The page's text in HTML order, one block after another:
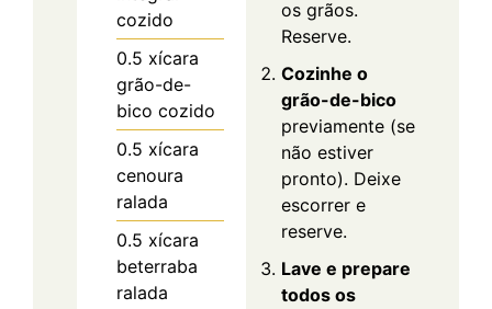
cozido
0.5 xícara
grão-de-
bico cozido
0.5 xícara
cenoura
ralada
0.5 xícara
beterraba
ralada
os grãos.
Reserve.
Cozinhe o
grão-de-bico
previamente (se
não estiver
pronto). Deixe
escorrer e
reserve.
Lave e prepare
todos os